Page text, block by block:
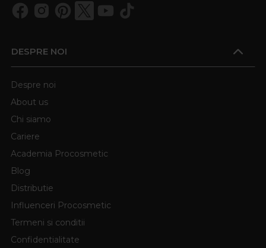
DESPRE NOI
Despre noi
About us
Chi siamo
Cariere
Academia Procosmetic
Blog
Distributie
Influenceri Procosmetic
Termeni si conditii
Confidentialitate